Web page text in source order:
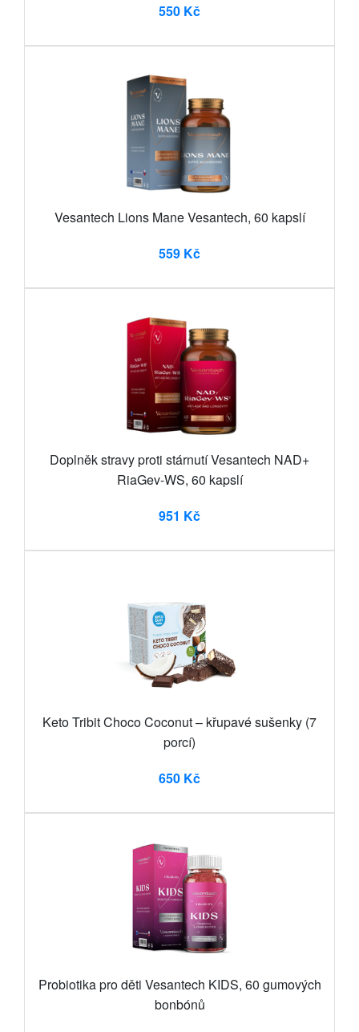
550 Kč
Vesantech Lions Mane Vesantech, 60 kapslí
559 Kč
Doplněk stravy proti stárnutí Vesantech NAD+
RiaGev-WS, 60 kapslí
951 Kč
Keto Tribit Choco Coconut – křupavé sušenky (7
porcí)
650 Kč
Probiotika pro děti Vesantech KIDS, 60 gumových
bonbónů